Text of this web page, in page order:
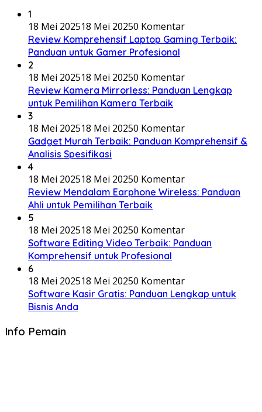
1
18 Mei 202518 Mei 20250 Komentar
Review Komprehensif Laptop Gaming Terbaik:
Panduan untuk Gamer Profesional
2
18 Mei 202518 Mei 20250 Komentar
Review Kamera Mirrorless: Panduan Lengkap
untuk Pemilihan Kamera Terbaik
3
18 Mei 202518 Mei 20250 Komentar
Gadget Murah Terbaik: Panduan Komprehensif &
Analisis Spesifikasi
4
18 Mei 202518 Mei 20250 Komentar
Review Mendalam Earphone Wireless: Panduan
Ahli untuk Pemilihan Terbaik
5
18 Mei 202518 Mei 20250 Komentar
Software Editing Video Terbaik: Panduan
Komprehensif untuk Profesional
6
18 Mei 202518 Mei 20250 Komentar
Software Kasir Gratis: Panduan Lengkap untuk
Bisnis Anda
Info Pemain